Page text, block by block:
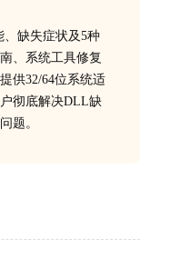
、缺失症状及5种
、系统工具修复
供32/64位系统适
彻底解决DLL缺
题。